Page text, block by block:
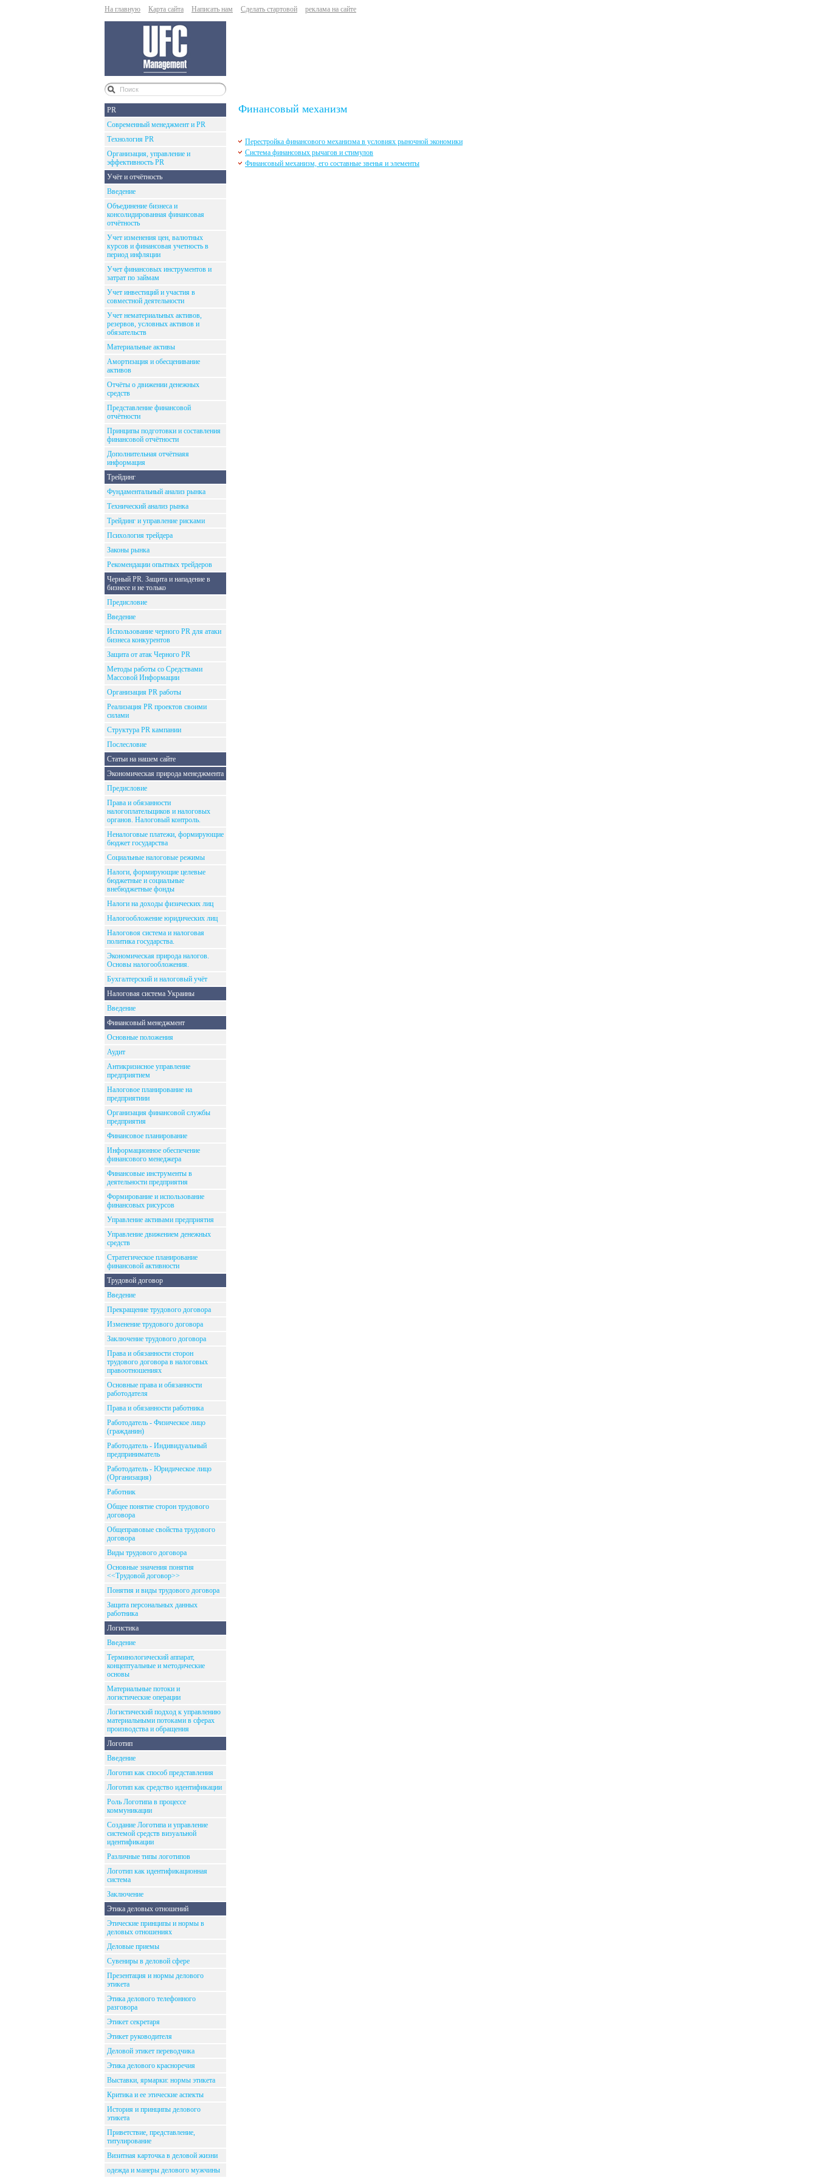
На главную Карта сайта Написать нам Сделать стартовой реклама на сайте
PR
Современный менеджмент и PR
Технология PR
Организация, управление и
эффективность PR
Учёт и отчётность
Введение
Объединение бизнеса и
консолидированная финансовая
отчётность
Учет изменения цен, валютных
курсов и финансовая учетность в
период инфляции
Учет финансовых инструментов и
затрат по займам
Учет инвестиций и участия в
совместной деятельности
Учет нематериальных активов,
резервов, условных активов и
обязательств
Материальные активы
Амортизация и обесценивание
активов
Отчёты о движении денежных
средств
Представление финансовой
отчётности
Принципы подготовки и составления
финансовой отчётности
Дополнительная отчётнаяя
информация
Трейдинг
Фундаментальный анализ рынка
Технический анализ рынка
Трейдинг и управление рисками
Психология трейдера
Законы рынка
Рекомендации опытных трейдеров
Черный PR. Защита и нападение в
бизнесе и не только
Предисловие
Введение
Использование черного PR для атаки
бизнеса конкурентов
Защита от атак Черного PR
Методы работы со Средствами
Массовой Информации
Организация PR работы
Реализация PR проектов своими
силами
Структура PR кампании
Послесловие
Статьи на нашем сайте
Экономическая природа менеджмента
Предисловие
Права и обязанности
налогоплательщиков и налоговых
органов. Налоговый контроль.
Неналоговые платежи, формирующие
бюджет государства
Социальные налоговые режимы
Налоги, формирующие целевые
бюджетные и социальные
внебюджетные фонды
Налоги на доходы физических лиц
Налогообложение юридических лиц
Налоговоя система и налоговая
политика государства.
Экономическая природа налогов.
Основы налогообложения.
Бухгалтерский и налоговый учёт
Налоговая система Украины
Введение
Финансовый менеджмент
Основные положения
Аудит
Антикризисное управление
предприятием
Налоговое планирование на
предприятиии
Организация финансовой службы
предприятия
Финансовое планирование
Информационное обеспечение
финансового менеджера
Финансовые инструменты в
деятельности предприятия
Формирование и использование
финансовых рисурсов
Управление активами предприятия
Управление движением денежных
средств
Стратегическое планирование
финансовой активности
Трудовой договор
Введение
Прекращение трудового договора
Изменение трудового договора
Заключение трудового договора
Права и обязанности сторон
трудового договора в налоговых
правоотношениях
Основные права и обязанности
работодателя
Права и обязанности работника
Работодатель - Физическое лицо
(гражданин)
Работодатель - Индивидуальный
предприниматель
Работодатель - Юридическое лицо
(Организация)
Работник
Общее понятие сторон трудового
договора
Общеправовые свойства трудового
договора
Виды трудового договора
Основные значения понятия
<<Трудовой договор>>
Понятия и виды трудового договора
Защита персональных данных
работника
Логистика
Введение
Терминологический аппарат,
концептуальные и методические
основы
Материальные потоки и
логистические операции
Логистический подход к управлению
материальными потоками в сферах
производства и обращения
Логотип
Введение
Логотип как способ представления
Логотип как средство идентификации
Роль Логотипа в процессе
коммуникации
Создание Логотипа и управление
системой средств визуальной
идентификации
Различные типы логотипов
Логотип как идентификационная
система
Заключение
Этика деловых отношений
Этические принципы и нормы в
деловых отношениях
Деловые приемы
Сувениры в деловой сфере
Презентация и нормы делового
этикета
Этика делового телефонного
разговора
Этикет секретаря
Этикет руководителя
Деловой этикет переводчика
Этика делового красноречия
Выставки, ярмарки: нормы этикета
Критика и ее этические аспекты
История и принципы делового
этикета
Приветствие, представление,
титулирование
Визитная карточка в деловой жизни
одежда и манеры делового мужчины
Финансовый механизм
Перестройка финансового механизма в условиях рыночной экономики
Система финансовых рычагов и стимулов
Финансовый механизм, его составные звенья и элементы